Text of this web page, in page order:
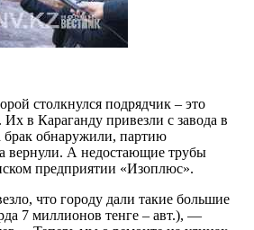
столкнулся подрядчик – это
в Караганду привезли с завода в
брак обнаружили, партию
вернули. А недостающие трубы
предприятии «Изоплюс».
что городу дали такие большие
7 миллионов тенге – авт.), —